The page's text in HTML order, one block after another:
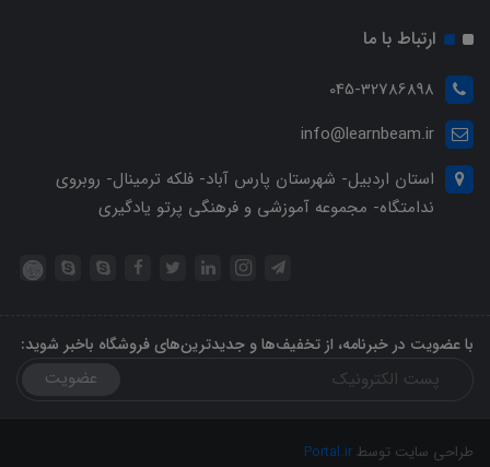
ارتباط با ما
045-32786898
info@learnbeam.ir
استان اردبیل- شهرستان پارس آباد- فلکه ترمینال- روبروی
ندامتگاه- مجموعه آموزشی و فرهنگی پرتو یادگیری
با عضویت در خبرنامه، از تخفیف‌ها و جدیدترین‌های فروشگاه باخبر شوید:
عضویت
طراحی سایت توسط Portal.ir